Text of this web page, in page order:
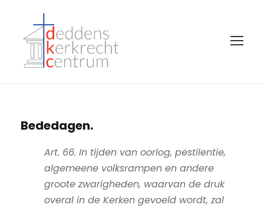
Bededagen.
Art. 66. In tijden van oorlog, pestilentie,
algemeene volksrampen en andere
groote zwarigheden, waarvan de druk
overal in de Kerken gevoeld wordt, zal